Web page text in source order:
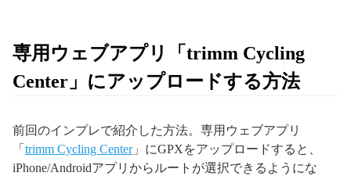
専用ウェブアプリ「trimm Cycling
Center」にアップロードする方法
前回のインプレで紹介した方法。専用ウェブアプリ
「 trimm Cycling Center」にGPXをアップロードすると、
iPhone/Androidアプリからルートが選択できるようにな